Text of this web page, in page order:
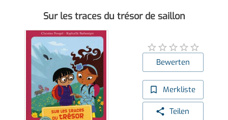
Sur les traces du trésor de saillon
Bewerten
Merkliste
Teilen